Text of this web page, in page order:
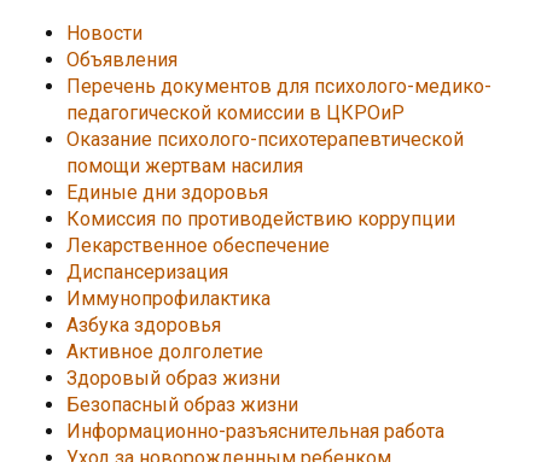
Новости
Объявления
Перечень документов для психолого-медико-
педагогической комиссии в ЦКРОиР
Оказание психолого-психотерапевтической
помощи жертвам насилия
Единые дни здоровья
Комиссия по противодействию коррупции
Лекарственное обеспечение
Диспансеризация
Иммунопрофилактика
Азбука здоровья
Активное долголетие
Здоровый образ жизни
Безопасный образ жизни
Информационно-разъяснительная работа
Уход за новорожденным ребенком